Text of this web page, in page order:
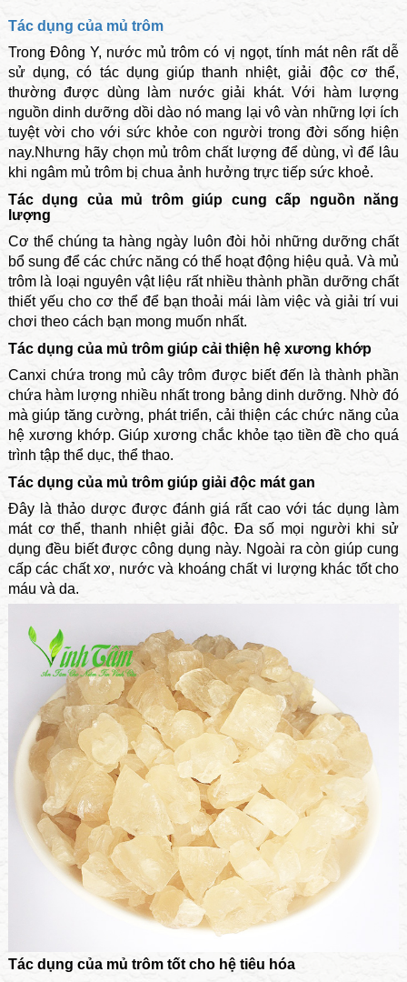
Tác dụng của mủ trôm
Trong Đông Y, nước mủ trôm có vị ngọt, tính mát nên rất dễ
sử dụng, có tác dụng giúp thanh nhiệt, giải độc cơ thể,
thường được dùng làm nước giải khát. Với hàm lượng
nguồn dinh dưỡng dồi dào nó mang lại vô vàn những lợi ích
tuyệt vời cho với sức khỏe con người trong đời sống hiện
nay.Nhưng hãy chọn mủ trôm chất lượng để dùng, vì để lâu
khi ngâm mủ trôm bị chua ảnh hưởng trực tiếp sức khoẻ.
Tác dụng của mủ trôm giúp cung cấp nguồn năng
lượng
Cơ thể chúng ta hàng ngày luôn đòi hỏi những dưỡng chất
bổ sung để các chức năng có thể hoạt động hiệu quả. Và mủ
trôm là loại nguyên vật liệu rất nhiều thành phần dưỡng chất
thiết yếu cho cơ thể để bạn thoải mái làm việc và giải trí vui
chơi theo cách bạn mong muốn nhất.
Tác dụng của mủ trôm giúp cải thiện hệ xương khớp
Canxi chứa trong mủ cây trôm được biết đến là thành phần
chứa hàm lượng nhiều nhất trong bảng dinh dưỡng. Nhờ đó
mà giúp tăng cường, phát triển, cải thiện các chức năng của
hệ xương khớp. Giúp xương chắc khỏe tạo tiền đề cho quá
trình tập thể dục, thể thao.
Tác dụng của mủ trôm giúp giải độc mát gan
Đây là thảo dược được đánh giá rất cao với tác dụng làm
mát cơ thể, thanh nhiệt giải độc. Đa số mọi người khi sử
dụng đều biết được công dụng này. Ngoài ra còn giúp cung
cấp các chất xơ, nước và khoáng chất vi lượng khác tốt cho
máu và da.
Tác dụng của mủ trôm tốt cho hệ tiêu hóa